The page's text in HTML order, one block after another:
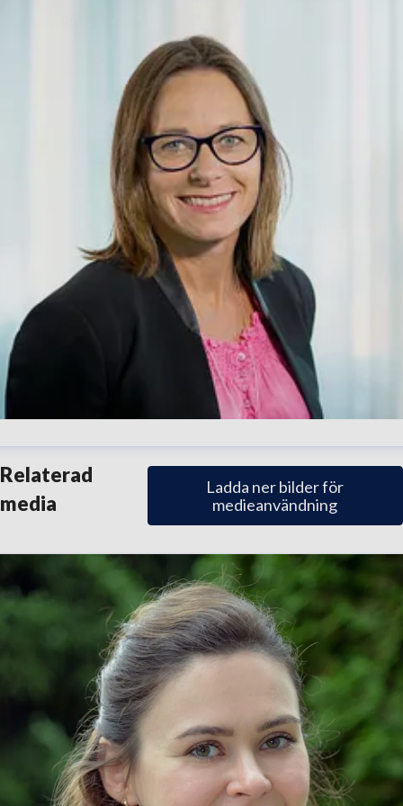
Björnek
External Affairs Manager Företagsnyheter,
& utveckling, neurologi
Relaterad
media
Ladda ner bilder för
medieanvändning